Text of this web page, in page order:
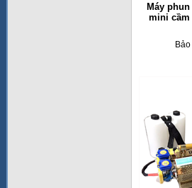
Máy
mini cầm